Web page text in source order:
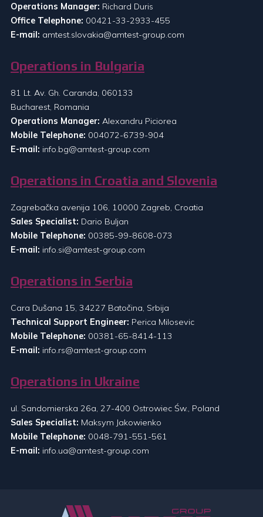
Operations Manager: Richard Duris
Office Telephone: 00421-33-2933-455
E-mail: amtest.slovakia@amtest-group.com
Operations in Bulgaria
81 Lt. Av. Gh. Caranda, 060133
Bucharest, Romania
Operations Manager: Alexandru Piciorea
Mobile Telephone: 004072-6739-904
E-mail: info.bg@amtest-group.com
Operations in Croatia and Slovenia
Zagrebačka avenija 106, 10000 Zagreb, Croatia
Sales Specialist: Dario Buljan
Mobile Telephone: 00385-99-8608-073
E-mail: info.si@amtest-group.com
Operations in Serbia
Cara Dušana 15, 34227 Batočina, Srbija
Technical Support Engineer: Perica Milosevic
Mobile Telephone: 00381-65-8414-113
E-mail: info.rs@amtest-group.com
Operations in Ukraine
ul. Sandomierska 26a, 27-400 Ostrowiec Św., Poland
Sales Specialist: Maksym Jakowienko
Mobile Telephone: 0048-791-551-561
E-mail: info.ua@amtest-group.com